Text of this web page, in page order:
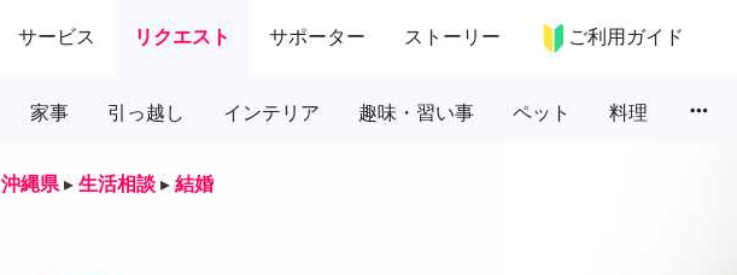
サービス リクエスト サポーター ストーリー ご利用ガイド
家事 引っ越し インテリア 趣味・習い事 ペット 料理 more_horiz
沖縄県 ▸ 生活相談 ▸ 結婚